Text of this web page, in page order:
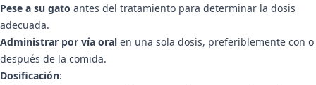
Pese a su gato antes del tratamiento para determinar la dosis
adecuada.
Administrar por vía oral en una sola dosis, preferiblemente con o
después de la comida.
Dosificación: